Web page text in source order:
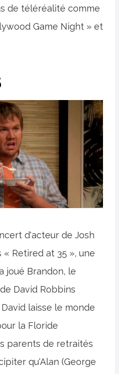
de téléréalité comme
Game Night » et
d'acteur de Josh
Retired at 35 », une
joué Brandon, le
David Robbins
laisse le monde
la Floride
parents de retraités
qu'Alan (George